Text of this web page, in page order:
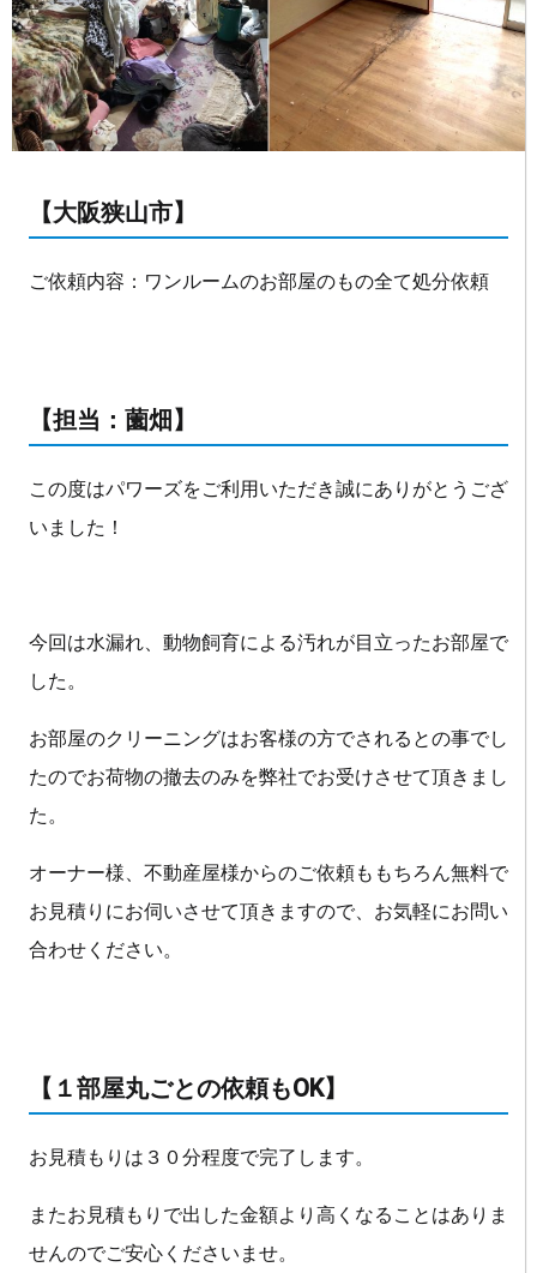
【大阪狭山市】
ご依頼内容：ワンルームのお部屋のもの全て処分依頼
【担当：薗畑】
この度はパワーズをご利用いただき誠にありがとうござ
いました！
今回は水漏れ、動物飼育による汚れが目立ったお部屋で
した。
お部屋のクリーニングはお客様の方でされるとの事でし
たのでお荷物の撤去のみを弊社でお受けさせて頂きまし
た。
オーナー様、不動産屋様からのご依頼ももちろん無料で
お見積りにお伺いさせて頂きますので、お気軽にお問い
合わせください。
【１部屋丸ごとの依頼もOK】
お見積もりは３０分程度で完了します。
またお見積もりで出した金額より高くなることはありま
せんのでご安心くださいませ。